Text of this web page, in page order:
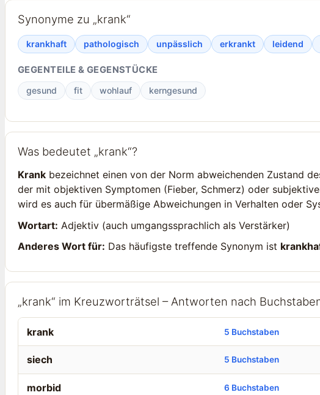
Synonyme zu „krank“
krankhaft pathologisch unpässlich erkrankt leidend
GEGENTEILE & GEGENSTÜCKE
gesund fit wohlauf kerngesund
Was bedeutet „krank“?
Krank bezeichnet einen von der Norm abweichenden Zustand
der mit objektiven Symptomen (Fieber, Schmerz) oder
wird es auch für übermäßige Abweichungen in Verhalten oder
Wortart: Adjektiv (auch umgangssprachlich als Verstärker)
Anderes Wort für: Das häufigste treffende Synonym ist
„krank“ im Kreuzworträtsel – Antworten nach
krank 5 Buchstaben
siech 5 Buchstaben
morbid 6 Buchstaben